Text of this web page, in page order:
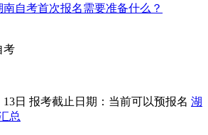
南自考首次报名需要准备什么？
考
日 报考截止日期：当前可以预报名 湖
总